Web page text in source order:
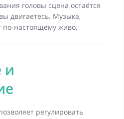
головы сцена остаётся
двигаетесь. Музыка,
по-настоящему живо.
и
регулировать